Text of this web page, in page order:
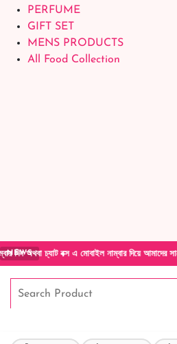
PERFUME
GIFT SET
MENS PRODUCTS
All Food Collection
NEWS
বক্স এ মোবাইল নাম্বার দিয়ে আমাদের সাথে